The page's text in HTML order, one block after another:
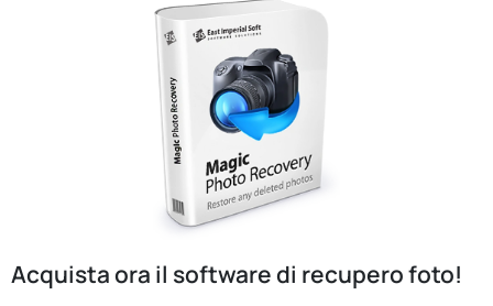
Acquista ora il software di recupero foto!